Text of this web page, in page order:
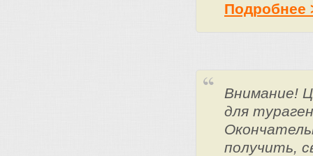
Подробнее
Внимание!
для
получить,